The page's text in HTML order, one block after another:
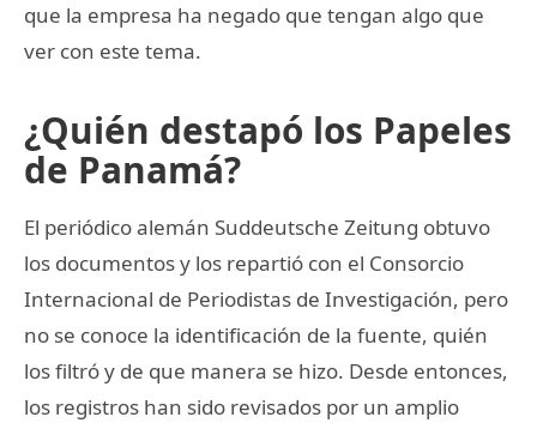
que la empresa ha negado que tengan algo que
ver con este tema.
¿Quién destapó los Papeles
de Panamá?
El periódico alemán Suddeutsche Zeitung obtuvo
los documentos y los repartió con el Consorcio
Internacional de Periodistas de Investigación, pero
no se conoce la identificación de la fuente, quién
los filtró y de que manera se hizo. Desde entonces,
los registros han sido revisados por un amplio